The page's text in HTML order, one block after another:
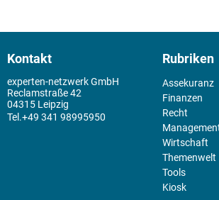
Kontakt
experten-netzwerk GmbH
Reclamstraße 42
04315 Leipzig
+49 341 98995950
Rubriken
Assekuranz
Finanzen
Recht
Wirtschaft
Themenwelt
Tools
Kiosk